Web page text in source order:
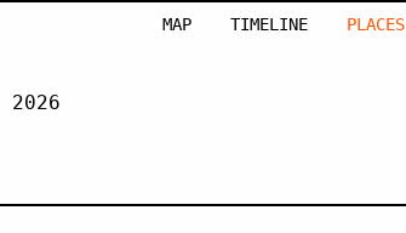
2026
MAP TIMELINE PLACES